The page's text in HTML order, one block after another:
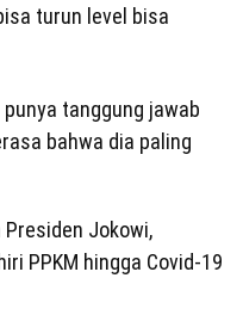
turun level bisa
tanggung jawab
bahwa dia paling
Jokowi,
PPKM hingga Covid-19